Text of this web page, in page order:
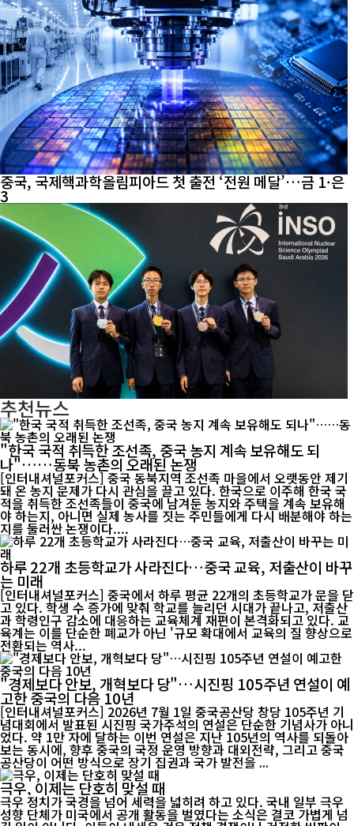
중국, 국제핵과학올림피아드 첫 출전 ‘전원 메달’…금 1·은
3
추천뉴스
"한국 국적 취득한 조선족, 중국 농지 계속 보유해도 되
나"……동북 농촌의 오래된 논쟁
[인터내셔널포커스] 중국 동북지역 조선족 마을에서 오랫동안 제기
돼 온 농지 문제가 다시 관심을 끌고 있다. 한국으로 이주해 한국 국
적을 취득한 조선족들이 중국에 남겨둔 농지와 주택을 계속 보유해
야 하는지, 아니면 실제 농사를 짓는 주민들에게 다시 배분해야 하는
지를 둘러싼 논쟁이다....
하루 22개 초등학교가 사라진다…중국 교육, 저출산이 바꾸
는 미래
[인터내셔널포커스] 중국에서 하루 평균 22개의 초등학교가 문을 닫
고 있다. 학생 수 증가에 맞춰 학교를 늘리던 시대가 끝나고, 저출산
과 학령인구 감소에 대응하는 교육체계 재편이 본격화되고 있다. 교
육계는 이를 단순한 폐교가 아닌 '규모 확대에서 교육의 질 향상으로
전환되는 역사...
"경제보다 안보, 개혁보다 당"…시진핑 105주년 연설이 예
고한 중국의 다음 10년
[인터내셔널포커스] 2026년 7월 1일 중국공산당 창당 105주년 기
념대회에서 발표된 시진핑 국가주석의 연설은 단순한 기념사가 아니
었다. 약 1만 자에 달하는 이번 연설은 지난 105년의 역사를 되돌아
보는 동시에, 향후 중국의 국정 운영 방향과 대외전략, 그리고 중국
공산당이 어떤 방식으로 장기 집권과 국가 발전을 ...
극우, 이제는 단호히 맞설 때
극우 정치가 국경을 넘어 세력을 넓히려 하고 있다. 국내 일부 극우
성향 단체가 미국에서 공개 활동을 벌였다는 소식은 결코 가볍게 넘